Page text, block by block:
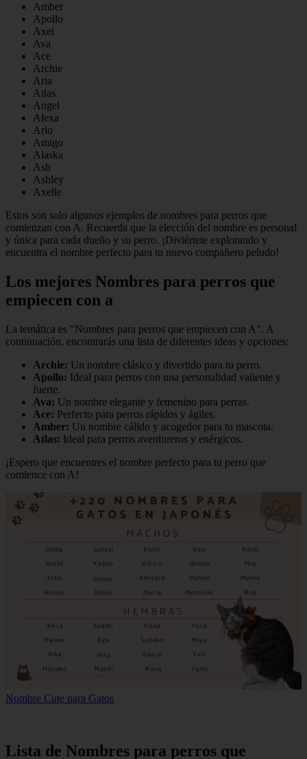
Amber
Apollo
Axel
Ava
Ace
Archie
Aria
Atlas
Angel
Alexa
Arlo
Amigo
Alaska
Ash
Ashley
Axelle
Estos son solo algunos ejemplos de nombres para perros que
comienzan con A. Recuerda que la elección del nombre es personal
y única para cada dueño y su perro. ¡Diviértete explorando y
encuentra el nombre perfecto para tu nuevo compañero peludo!
Los mejores Nombres para perros que
empiecen con a
La temática es "Nombres para perros que empiecen con A". A
continuación, encontrarás una lista de diferentes ideas y opciones:
Archie: Un nombre clásico y divertido para tu perro.
Apollo: Ideal para perros con una personalidad valiente y
fuerte.
Ava: Un nombre elegante y femenino para perras.
Ace: Perfecto para perros rápidos y ágiles.
Amber: Un nombre cálido y acogedor para tu mascota.
Atlas: Ideal para perros aventureros y enérgicos.
¡Espero que encuentres el nombre perfecto para tu perro que
comience con A!
Nombre Cute para Gatos
Lista de Nombres para perros que